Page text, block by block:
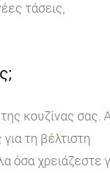
τάσεις,
κουζίνας σας.
τη βέλτιστη
όσα χρειάζεστε